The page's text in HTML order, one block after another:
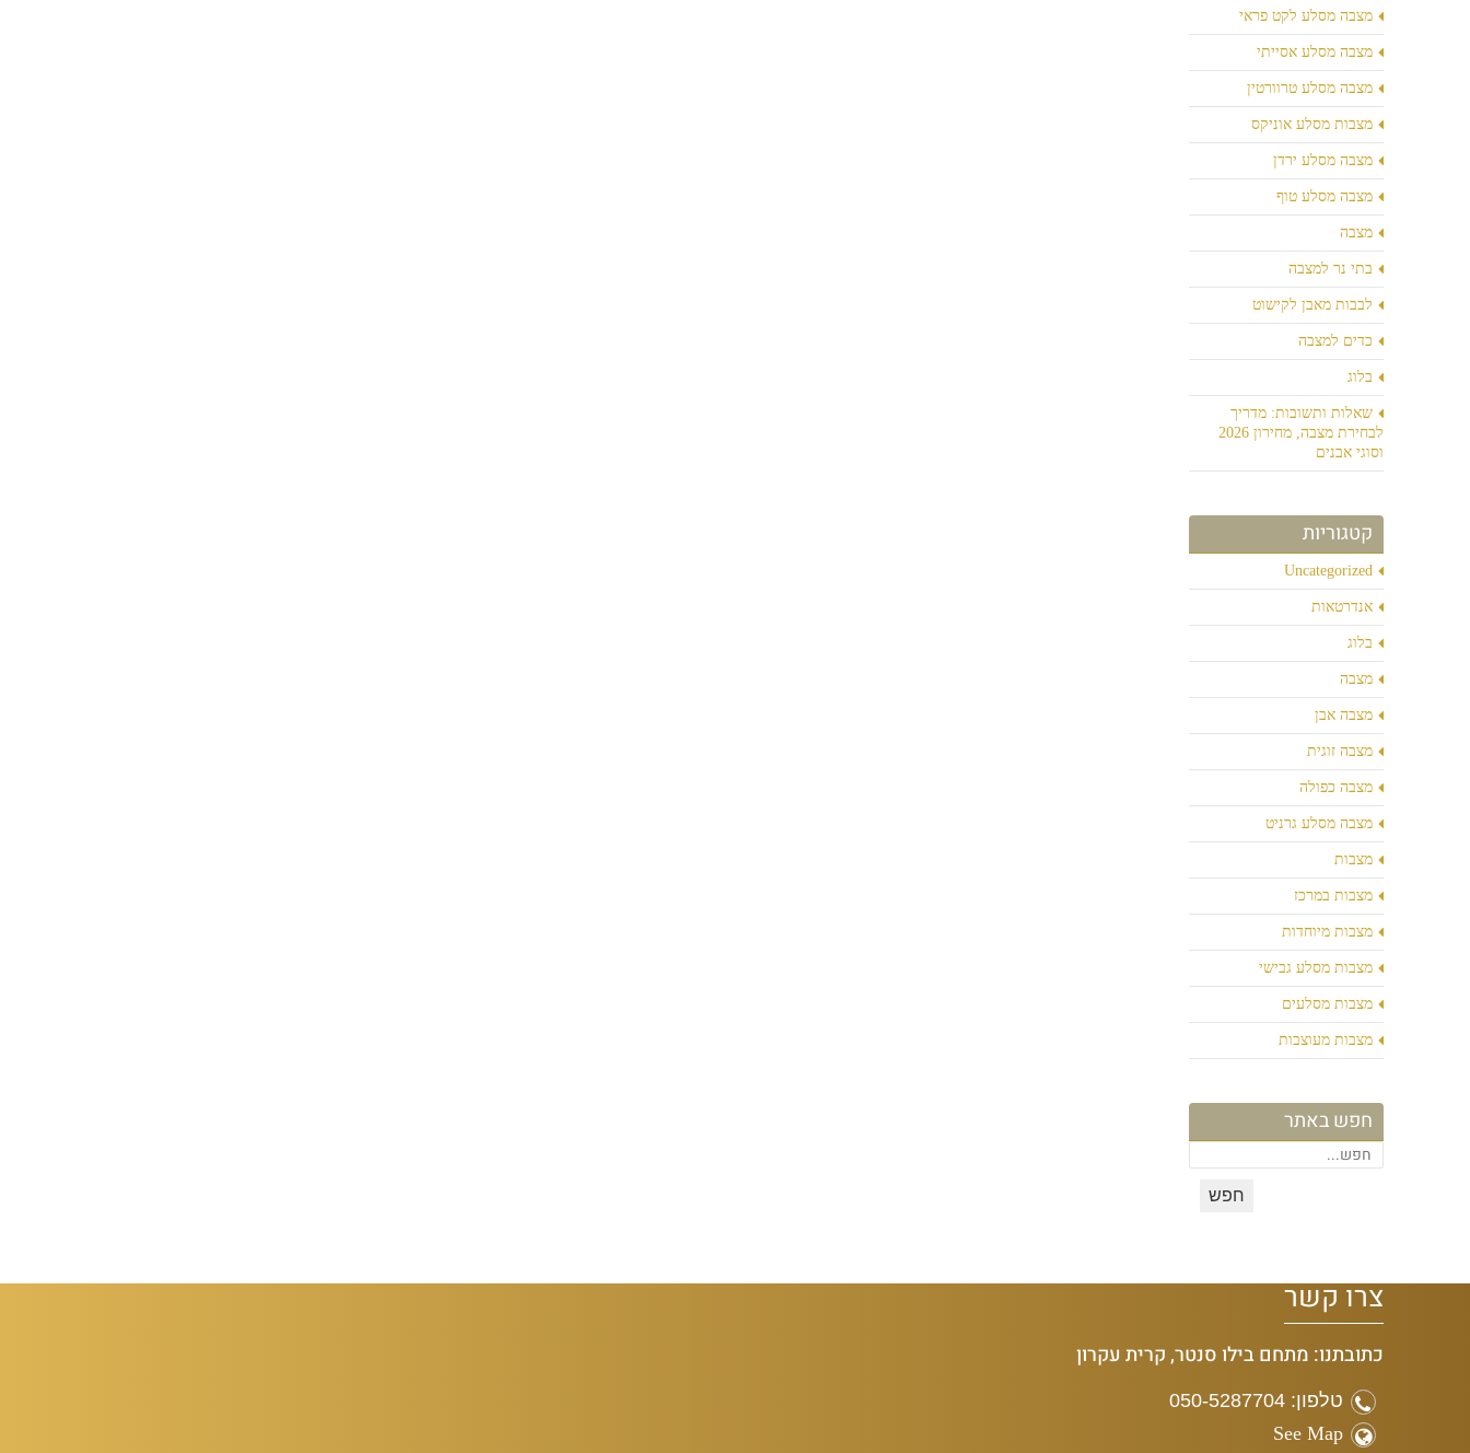
מצבה מסלע לקט פראי
מצבה מסלע אסייתי
מצבה מסלע טרוורטין
מצבות מסלע אוניקס
מצבה מסלע ירדן
מצבה מסלע טוף
מצבה
בתי נר למצבה
לבבות מאבן לקישוט
כדים למצבה
בלוג
שאלות ותשובות: מדריך
לבחירת מצבה, מחירון 2026
וסוגי אבנים
קטגוריות
Uncategorized
אנדרטאות
בלוג
מצבה
מצבה אבן
מצבה זוגית
מצבה כפולה
מצבה מסלע גרניט
מצבות
מצבות במרכז
מצבות מיוחדות
מצבות מסלע גבישי
מצבות מסלעים
מצבות מעוצבות
חפש באתר
צרו קשר
כתובתנו: מתחם בילו סנטר, קרית עקרון
טלפון: 050-5287704
See Map